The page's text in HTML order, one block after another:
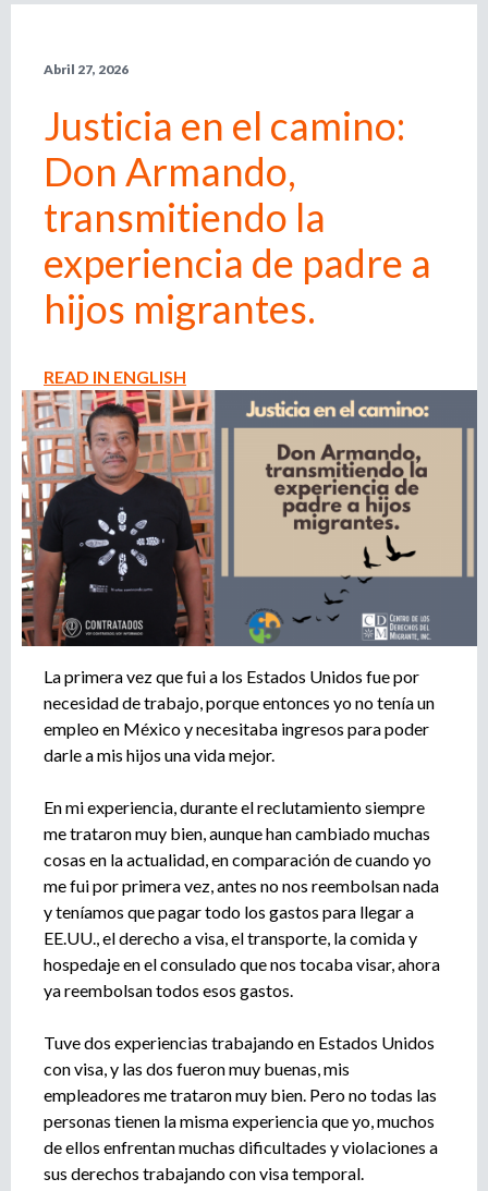
s
q
u
e
d
m
l
e
a
d
o
r
,
c
u
t
a
d
o
a
n
c
i
d
e
r
c
l
u
t
a
m
i
o
Abril 27, 2026
Justicia en el camino:
Don Armando,
transmitiendo la
experiencia de padre a
hijos migrantes.
READ IN ENGLISH
La primera vez que fui a los Estados Unidos fue por
necesidad de trabajo, porque entonces yo no tenía un
empleo en México y necesitaba ingresos para poder
darle a mis hijos una vida mejor.
En mi experiencia, durante el reclutamiento siempre
me trataron muy bien, aunque han cambiado muchas
cosas en la actualidad, en comparación de cuando yo
me fui por primera vez, antes no nos reembolsan nada
y teníamos que pagar todo los gastos para llegar a
EE.UU., el derecho a visa, el transporte, la comida y
hospedaje en el consulado que nos tocaba visar, ahora
ya reembolsan todos esos gastos.
Tuve dos experiencias trabajando en Estados Unidos
con visa, y las dos fueron muy buenas, mis
empleadores me trataron muy bien. Pero no todas las
personas tienen la misma experiencia que yo, muchos
de ellos enfrentan muchas dificultades y violaciones a
sus derechos trabajando con visa temporal.